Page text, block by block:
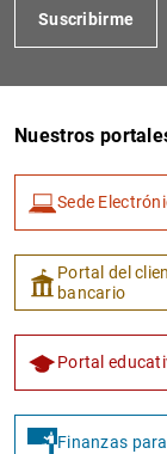
Suscribirme
Nuestros
Sede
Portal del
bancario
Portal
Finanzas